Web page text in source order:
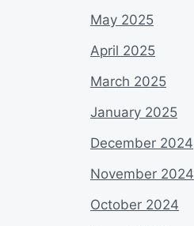
May 2025
April 2025
March 2025
January 2025
December 2024
November 2024
October 2024